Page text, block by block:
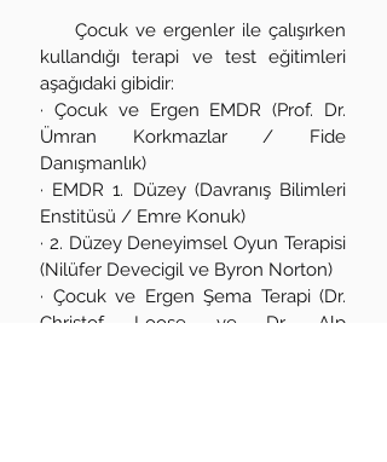
Çocuk ve ergenler ile çalışırken
kullandığı terapi ve test eğitimleri
aşağıdaki gibidir:
· Çocuk ve Ergen EMDR (Prof. Dr.
Ümran Korkmazlar / Fide
Danışmanlık)
· EMDR 1. Düzey (Davranış Bilimleri
Enstitüsü / Emre Konuk)
· 2. Düzey Deneyimsel Oyun Terapisi
(Nilüfer Devecigil ve Byron Norton)
· Çocuk ve Ergen Şema Terapi (Dr.
Christof Loose ve Dr. Alp